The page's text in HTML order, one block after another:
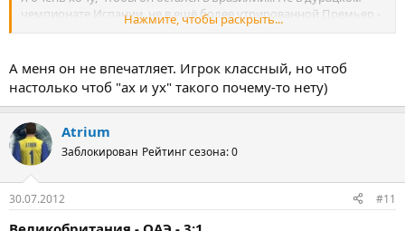
чемпионате Испании, не в ещё более утрированной Премьер -
Лиге, не в грубой Серии А... А у себя на Родине. И он будет
Есть ещё два года! И неважно как закончится Олимпиада. У нас
лучшая в мире молодёжь! И однажды она станет первой
командой мира. И Неймар, как один из лидеров, сегодня это
доказал!
Нажмите, чтобы раскрыть...
А меня он не впечатляет. Игрок классный, но чтоб
настолько чтоб "ах и ух" такого почему-то нету)
Atrium
Заблокирован Рейтинг сезона: 0
30.07.2012 #11